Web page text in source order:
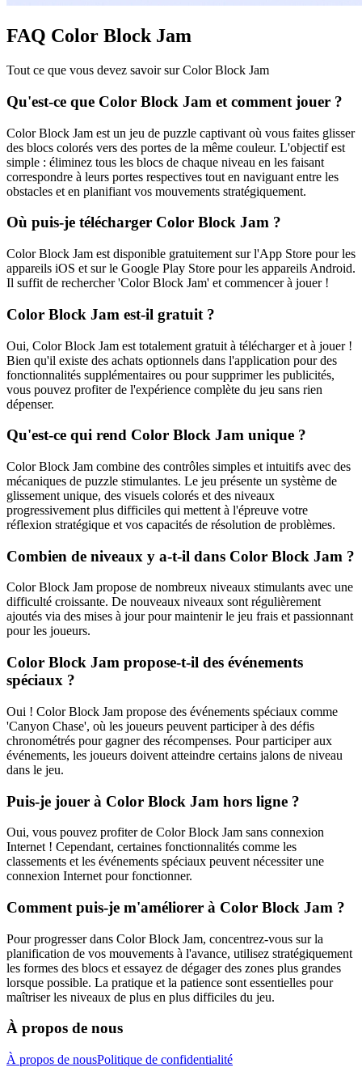
FAQ Color Block Jam
Tout ce que vous devez savoir sur Color Block Jam
Qu'est-ce que Color Block Jam et comment jouer ?
Color Block Jam est un jeu de puzzle captivant où vous faites glisser
des blocs colorés vers des portes de la même couleur. L'objectif est
simple : éliminez tous les blocs de chaque niveau en les faisant
correspondre à leurs portes respectives tout en naviguant entre les
obstacles et en planifiant vos mouvements stratégiquement.
Où puis-je télécharger Color Block Jam ?
Color Block Jam est disponible gratuitement sur l'App Store pour les
appareils iOS et sur le Google Play Store pour les appareils Android.
Il suffit de rechercher 'Color Block Jam' et commencer à jouer !
Color Block Jam est-il gratuit ?
Oui, Color Block Jam est totalement gratuit à télécharger et à jouer !
Bien qu'il existe des achats optionnels dans l'application pour des
fonctionnalités supplémentaires ou pour supprimer les publicités,
vous pouvez profiter de l'expérience complète du jeu sans rien
dépenser.
Qu'est-ce qui rend Color Block Jam unique ?
Color Block Jam combine des contrôles simples et intuitifs avec des
mécaniques de puzzle stimulantes. Le jeu présente un système de
glissement unique, des visuels colorés et des niveaux
progressivement plus difficiles qui mettent à l'épreuve votre
réflexion stratégique et vos capacités de résolution de problèmes.
Combien de niveaux y a-t-il dans Color Block Jam ?
Color Block Jam propose de nombreux niveaux stimulants avec une
difficulté croissante. De nouveaux niveaux sont régulièrement
ajoutés via des mises à jour pour maintenir le jeu frais et passionnant
pour les joueurs.
Color Block Jam propose-t-il des événements
spéciaux ?
Oui ! Color Block Jam propose des événements spéciaux comme
'Canyon Chase', où les joueurs peuvent participer à des défis
chronométrés pour gagner des récompenses. Pour participer aux
événements, les joueurs doivent atteindre certains jalons de niveau
dans le jeu.
Puis-je jouer à Color Block Jam hors ligne ?
Oui, vous pouvez profiter de Color Block Jam sans connexion
Internet ! Cependant, certaines fonctionnalités comme les
classements et les événements spéciaux peuvent nécessiter une
connexion Internet pour fonctionner.
Comment puis-je m'améliorer à Color Block Jam ?
Pour progresser dans Color Block Jam, concentrez-vous sur la
planification de vos mouvements à l'avance, utilisez stratégiquement
les formes des blocs et essayez de dégager des zones plus grandes
lorsque possible. La pratique et la patience sont essentielles pour
maîtriser les niveaux de plus en plus difficiles du jeu.
À propos de nous
À propos de nousPolitique de confidentialité